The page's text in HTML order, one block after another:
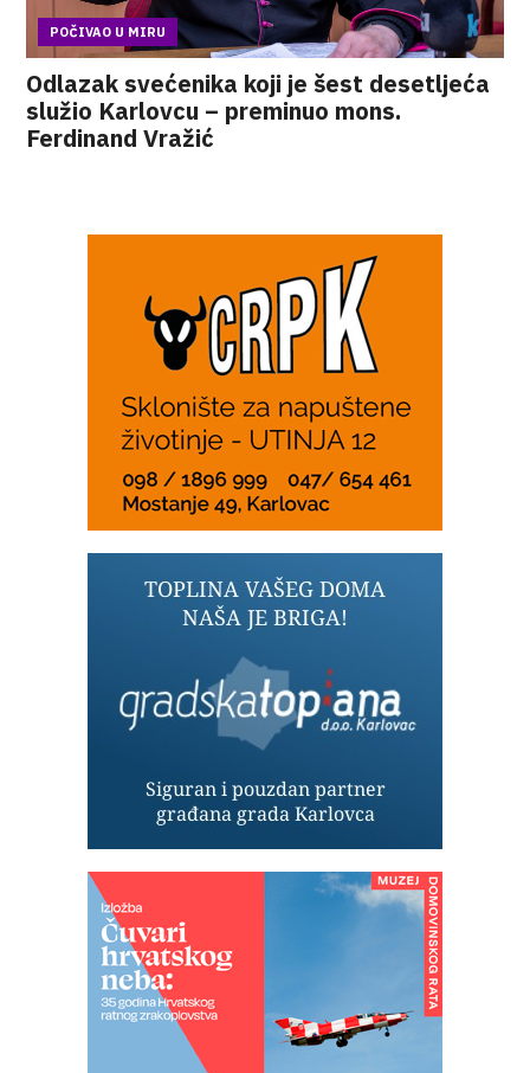
POČIVAO U MIRU
Odlazak svećenika koji je šest desetljeća
služio Karlovcu – preminuo mons.
Ferdinand Vražić